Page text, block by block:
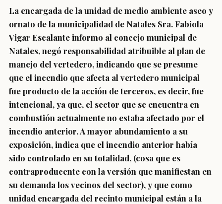
La encargada de la unidad de medio ambiente aseo y
ornato de la municipalidad de Natales Sra. Fabiola
Vigar Escalante informo al concejo municipal de
Natales, negó responsabilidad atribuible al plan de
manejo del vertedero, indicando que se presume
que el incendio que afecta al vertedero municipal
fue producto de la acción de terceros, es decir, fue
intencional, ya que, el sector que se encuentra en
combustión actualmente no estaba afectado por el
incendio anterior. A mayor abundamiento a su
exposición, indica que el incendio anterior había
sido controlado en su totalidad, (cosa que es
contraproducente con la versión que manifiestan en
su demanda los vecinos del sector), y que como
unidad encargada del recinto municipal están a la